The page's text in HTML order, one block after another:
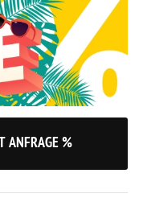
ANFRAGE %